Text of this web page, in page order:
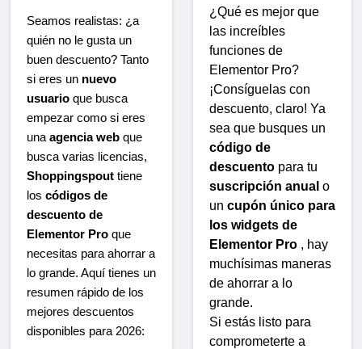
Seamos realistas: ¿a
quién no le gusta un
buen descuento? Tanto
si eres un nuevo
usuario que busca
empezar como si eres
unaagencia web que
busca varias licencias,
Shoppingspout tiene
los códigos de
descuento de
Elementor Pro que
necesitas para ahorrar a
lo grande. Aquí tienes un
resumen rápido de los
mejores descuentos
disponibles para 2026:
¿Qué es mejor que
las increíbles
funciones de
Elementor Pro?
¡Consíguelas con
descuento, claro! Ya
sea que busques un
código de
descuento para tu
suscripción anual o
un cupón único para
los widgets de
Elementor Pro , hay
muchísimas maneras
de ahorrar a lo
grande.
Si estás listo para
comprometerte a